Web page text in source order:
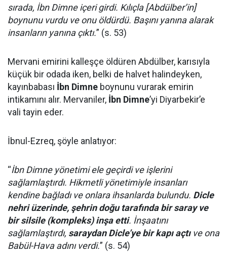
sırada, İbn Dimne içeri girdi. Kılıçla [Abdülber’in]
boynunu vurdu ve onu öldürdü. Başını yanına alarak
insanların yanına çıktı.” (s. 53)
Mervani emirini kalleşçe öldüren Abdülber, karısıyla
küçük bir odada iken, belki de halvet halindeyken,
kayınbabası İbn Dimne boynunu vurarak emirin
intikamını alır. Mervaniler, İbn Dimne’yi Diyarbekir’e
vali tayin eder.
İbnul-Ezreq, şöyle anlatıyor:
“İbn Dimne yönetimi ele geçirdi ve işlerini
sağlamlaştırdı. Hikmetli yönetimiyle insanları
kendine bağladı ve onlara ihsanlarda bulundu. Dicle
nehri üzerinde, şehrin doğu tarafında bir saray ve
bir silsile (kompleks) inşa etti. İnşaatını
sağlamlaştırdı, saraydan Dicle’ye bir kapı açtıve ona
Babül-Hava adını verdi.” (s. 54)